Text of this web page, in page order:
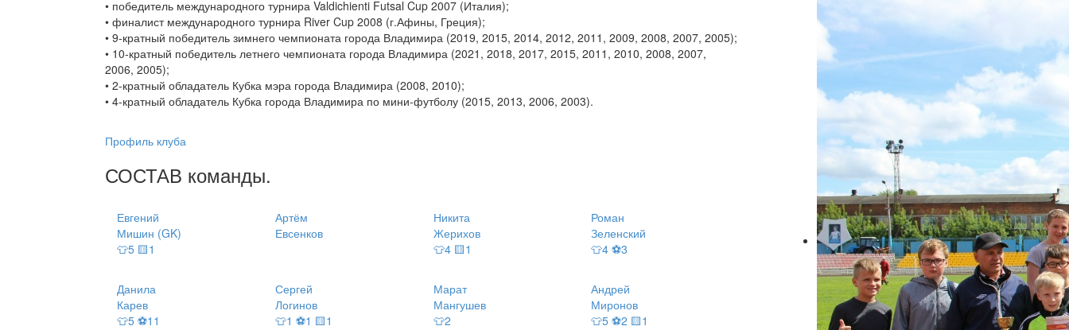
• победитель международного турнира Valdichienti Futsal Cup 2007 (Италия);
• финалист международного турнира River Cup 2008 (г.Афины, Греция);
• 9-кратный победитель зимнего чемпионата города Владимира (2019, 2015, 2014, 2012, 2011, 2009, 2008, 2007, 2005);
• 10-кратный победитель летнего чемпионата города Владимира (2021, 2018, 2017, 2015, 2011, 2010, 2008, 2007,
2006, 2005);
• 2-кратный обладатель Кубка мэра города Владимира (2008, 2010);
• 4-кратный обладатель Кубка города Владимира по мини-футболу (2015, 2013, 2006, 2003).
Профиль клуба
СОСТАВ команды.
Евгений
Мишин (GK)
👕5 🟨1
Артём
Евсенков
Никита
Жерихов
👕4 🟨1
Роман
Зеленский
👕4 ⚽3
Данила
Карев
👕5 ⚽11
Сергей
Логинов
👕1 ⚽1 🟨1
Марат
Мангушев
👕2
Андрей
Миронов
👕5 ⚽2 🟨1